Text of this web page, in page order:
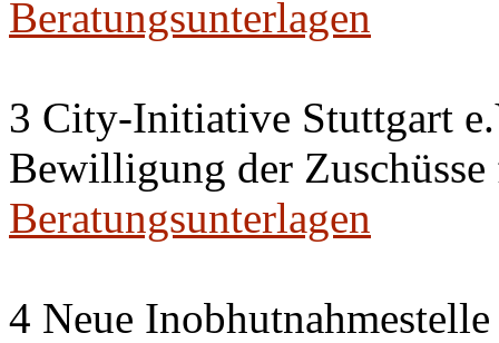
Beratungsunterlagen
3 City-Initiative Stuttgart
Bewilligung der
Beratungsunterlagen
4 Neue